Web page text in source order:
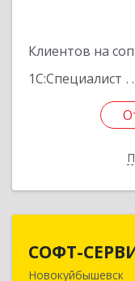
Клиентов на
1С:Специалист
СОФТ-
Новокуйбышевск